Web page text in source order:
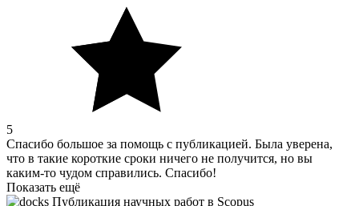
5
Спасибо большое за помощь с публикацией. Была уверена,
что в такие короткие сроки ничего не получится, но вы
каким-то чудом справились. Спасибо!
Показать ещё
Публикация научных работ в Scopus